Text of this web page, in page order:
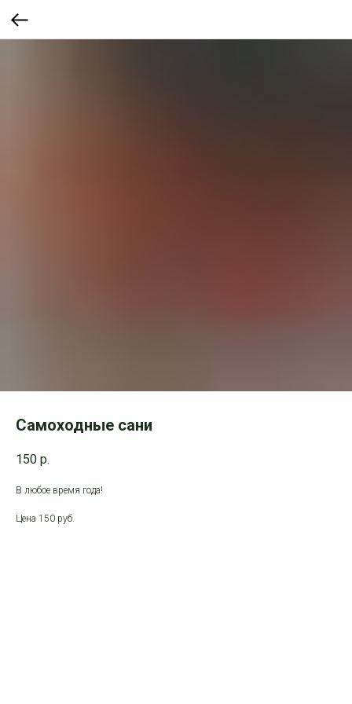
Самоходные сани
150 р.
В любое время года!
Цена 150 руб.